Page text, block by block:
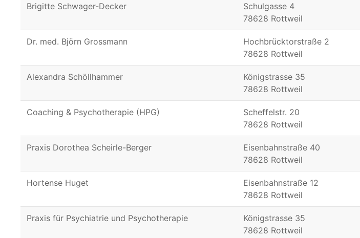
Brigitte Schwager-Decker
Schulgasse 4
78628 Rottweil
Dr. med. Björn Grossmann
Hochbrücktorstraße 2
78628 Rottweil
Alexandra Schöllhammer
Königstrasse 35
78628 Rottweil
Coaching & Psychotherapie (HPG)
Scheffelstr. 20
78628 Rottweil
Praxis Dorothea Scheirle-Berger
Eisenbahnstraße 40
78628 Rottweil
Hortense Huget
Eisenbahnstraße 12
78628 Rottweil
Praxis für Psychiatrie und Psychotherapie
Königstrasse 35
78628 Rottweil